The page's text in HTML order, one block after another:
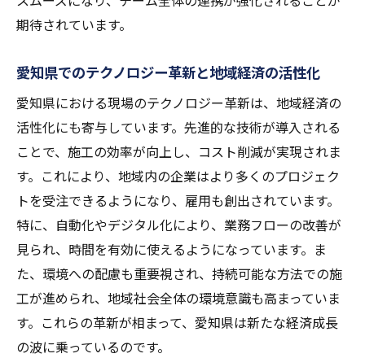
期待されています。
愛知県でのテクノロジー革新と地域経済の活性化
愛知県における現場のテクノロジー革新は、地域経済の
活性化にも寄与しています。先進的な技術が導入される
ことで、施工の効率が向上し、コスト削減が実現されま
す。これにより、地域内の企業はより多くのプロジェク
トを受注できるようになり、雇用も創出されています。
特に、自動化やデジタル化により、業務フローの改善が
見られ、時間を有効に使えるようになっています。ま
た、環境への配慮も重要視され、持続可能な方法での施
工が進められ、地域社会全体の環境意識も高まっていま
す。これらの革新が相まって、愛知県は新たな経済成長
の波に乗っているのです。